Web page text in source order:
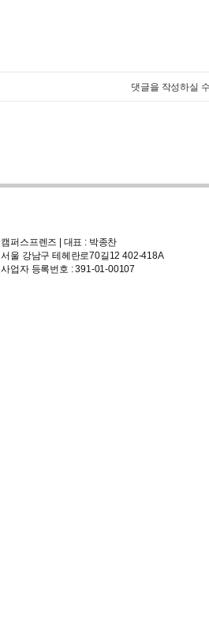
댓글을 작성하실
캠퍼스프렌즈 | 대표 : 박종찬
서울 강남구 테헤란로70길12 402-418A
사업자 등록번호 : 391-01-00107